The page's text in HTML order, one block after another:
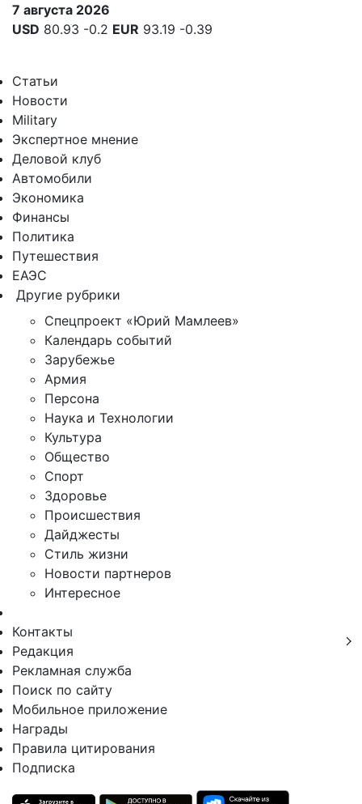
7 августа 2026
USD 80.93 -0.2 EUR 93.19 -0.39
Статьи
Новости
Military
Экспертное мнение
Деловой клуб
Автомобили
Экономика
Финансы
Политика
Путешествия
ЕАЭС
Другие рубрики
Спецпроект «Юрий Мамлеев»
Календарь событий
Зарубежье
Армия
Персона
Наука и Технологии
Культура
Общество
Спорт
Здоровье
Происшествия
Дайджесты
Стиль жизни
Новости партнеров
Интересное
Контакты
Редакция
Рекламная служба
Поиск по сайту
Мобильное приложение
Награды
Правила цитирования
Подписка